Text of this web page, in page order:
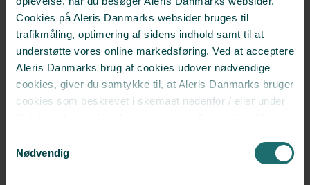
Cookies på Aleris Danmarks websider bruges til
trafikmåling, optimering af sidens indhold samt til at
understøtte vores online markedsføring. Ved at acceptere
Aleris Danmarks brug af cookies udover nødvendige
cookies, giver du samtykke til, at Aleris Danmarks bruger
cookies som beskrevet i skemaet nedenfor / eller under
om vores brug af cookies.
Deaktiverer du cookies, kan du opleve, at visse sider,
Nødvendig
Se mere
Følg os på de sociale medier